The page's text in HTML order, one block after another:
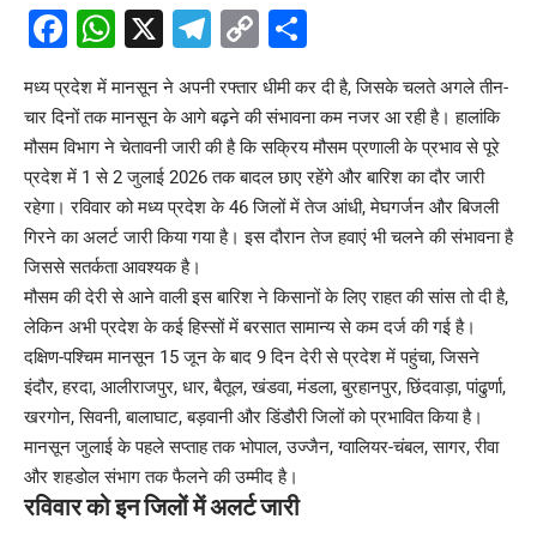
Facebook
WhatsApp
X Telegram
Copy
Link
मध्य प्रदेश में मानसून ने अपनी रफ्तार धीमी कर दी है, जिसके चलते अगले तीन-
चार दिनों तक मानसून के आगे बढ़ने की संभावना कम नजर आ रही है। हालांकि
मौसम विभाग ने चेतावनी जारी की है कि सक्रिय मौसम प्रणाली के प्रभाव से पूरे
प्रदेश में 1 से 2 जुलाई 2026 तक बादल छाए रहेंगे और बारिश का दौर जारी
रहेगा। रविवार को मध्य प्रदेश के 46 जिलों में तेज आंधी, मेघगर्जन और बिजली
गिरने का अलर्ट जारी किया गया है। इस दौरान तेज हवाएं भी चलने की संभावना है
जिससे सतर्कता आवश्यक है।
मौसम की देरी से आने वाली इस बारिश ने किसानों के लिए राहत की सांस तो दी है,
लेकिन अभी प्रदेश के कई हिस्सों में बरसात सामान्य से कम दर्ज की गई है।
दक्षिण-पश्चिम मानसून 15 जून के बाद 9 दिन देरी से प्रदेश में पहुंचा, जिसने
इंदौर, हरदा, आलीराजपुर, धार, बैतूल, खंडवा, मंडला, बुरहानपुर, छिंदवाड़ा, पांढुर्णा,
खरगोन, सिवनी, बालाघाट, बड़वानी और डिंडौरी जिलों को प्रभावित किया है।
मानसून जुलाई के पहले सप्ताह तक भोपाल, उज्जैन, ग्वालियर-चंबल, सागर, रीवा
और शहडोल संभाग तक फैलने की उम्मीद है।
रविवार को इन जिलों में अलर्ट जारी